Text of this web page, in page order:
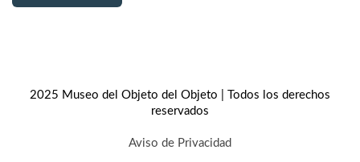
2025 Museo del Objeto del Objeto | Todos los derechos
reservados
Aviso de Privacidad